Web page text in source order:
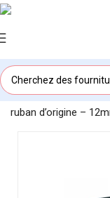
Accueil/KAPIA
ruban d’origine –